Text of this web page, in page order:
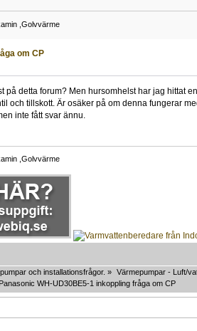
,Golvvärme
om CP
detta forum? Men hursomhelst har jag hittat
och tillskott. Är osäker på om denna fungerar
inte fått svar ännu.
,Golvvärme
och installationsfrågor. » Värmepumpar - Luft/
Panasonic WH-UD30BE5-1 inkoppling fråga om CP